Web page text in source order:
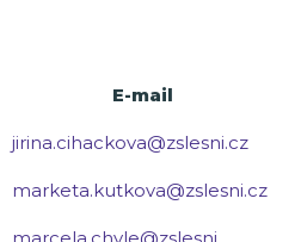
E-mail
jirina.cihackova@zslesni.cz
marketa.kutkova@zslesni.cz